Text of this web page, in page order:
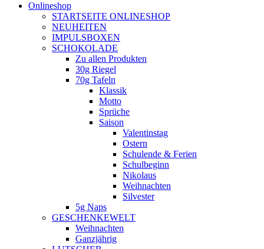
in
window
Onlineshop
STARTSEITE ONLINESHOP
NEUHEITEN
IMPULSBOXEN
SCHOKOLADE
Zu allen Produkten
30g Riegel
70g Tafeln
Klassik
Motto
Sprüche
Saison
Valentinstag
Ostern
Schulende & Ferien
Schulbeginn
Nikolaus
Weihnachten
Silvester
5g Naps
GESCHENKEWELT
Weihnachten
Ganzjährig